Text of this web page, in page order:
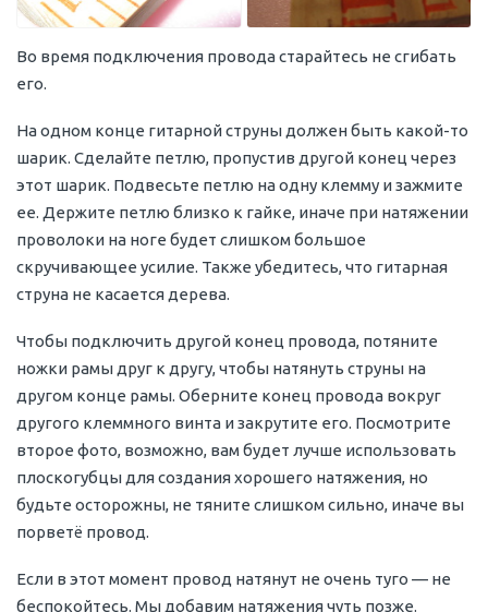
Во время подключения провода старайтесь не сгибать
его.
На одном конце гитарной струны должен быть какой-то
шарик. Сделайте петлю, пропустив другой конец через
этот шарик. Подвесьте петлю на одну клемму и зажмите
ее. Держите петлю близко к гайке, иначе при натяжении
проволоки на ноге будет слишком большое
скручивающее усилие. Также убедитесь, что гитарная
струна не касается дерева.
Чтобы подключить другой конец провода, потяните
ножки рамы друг к другу, чтобы натянуть струны на
другом конце рамы. Оберните конец провода вокруг
другого клеммного винта и закрутите его. Посмотрите
второе фото, возможно, вам будет лучше использовать
плоскогубцы для создания хорошего натяжения, но
будьте осторожны, не тяните слишком сильно, иначе вы
порветё провод.
Если в этот момент провод натянут не очень туго — не
беспокойтесь. Мы добавим натяжения чуть позже.